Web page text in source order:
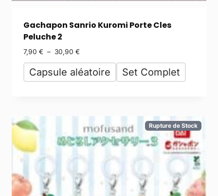
Gachapon Sanrio Kuromi Porte Cles
Peluche 2
7,90 € – 30,90 €
Capsule aléatoire Set Complet
Rupture de Stock